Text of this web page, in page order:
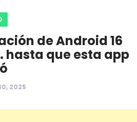
de Android 16
que esta app
2025